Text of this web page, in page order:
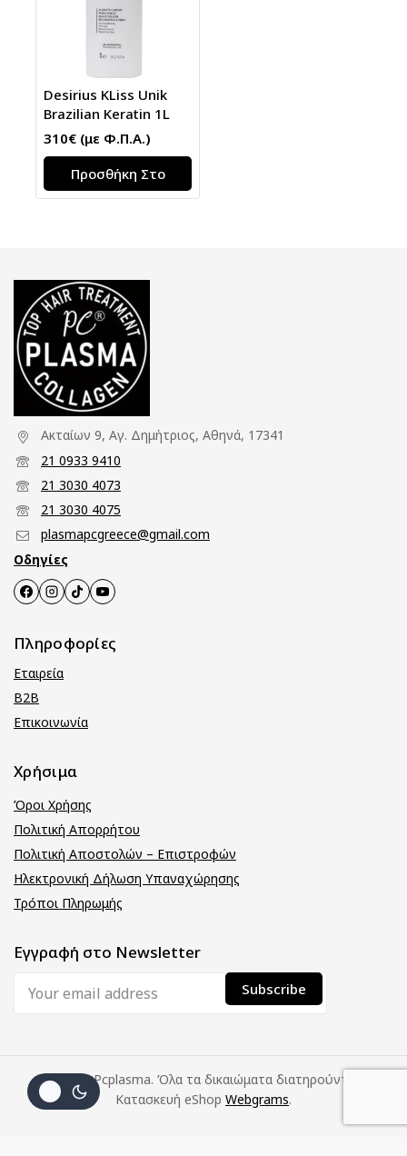
Desirius KLiss Unik
Brazilian Keratin 1L
310€ (με Φ.Π.Α.)
Προσθήκη Στο
Καλάθι
Ακταίων 9, Αγ. Δημήτριος, Αθηνά, 17341
21 0933 9410
21 3030 4073
21 3030 4075
plasmapcgreece@gmail.com
Οδηγίες
Πληροφορίες
Εταιρεία
B2B
Επικοινωνία
Χρήσιμα
Όροι Χρήσης
Πολιτική Απορρήτου
Πολιτική Αποστολών – Επιστροφών
Ηλεκτρονική Δήλωση Υπαναχώρησης
Τρόποι Πληρωμής
Εγγραφή στο Newsletter
© 2026 Pcplasma. Όλα τα δικαιώματα διατηρούνται.
Κατασκευή eShop Webgrams.